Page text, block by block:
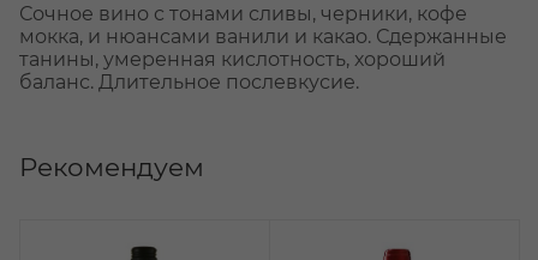
Сочное вино с тонами сливы, черники, кофе
мокка, и нюансами ванили и какао. Сдержанные
танины, умеренная кислотность, хороший
баланс. Длительное послевкусие.
Рекомендуем